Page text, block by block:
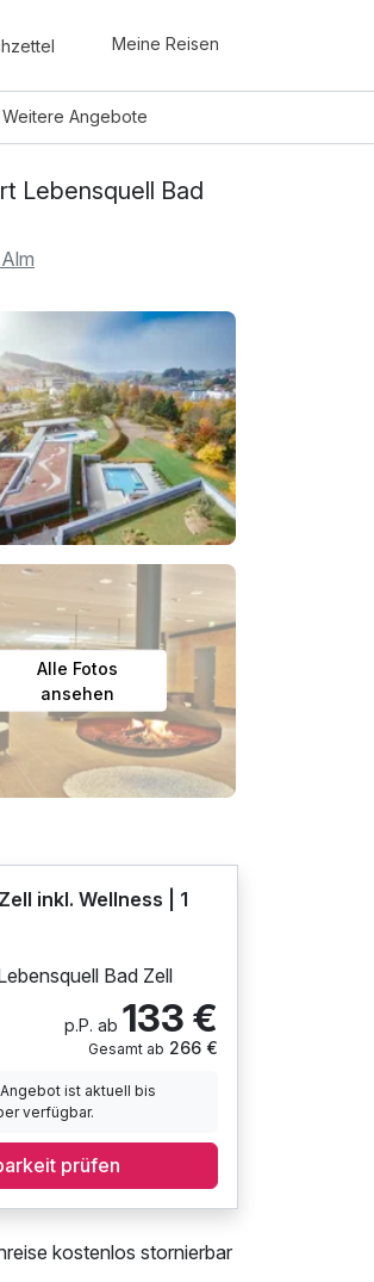
Meine Reisen
WeitereAngebote
Lebensquell Bad
Alle Fotos
ansehen
inkl. Wellness | 1
Bad Zell
p.P. ab 133 €
Gesamt ab 266 €
ist aktuell bis
verfügbar.
prüfen
kostenlos stornierbar